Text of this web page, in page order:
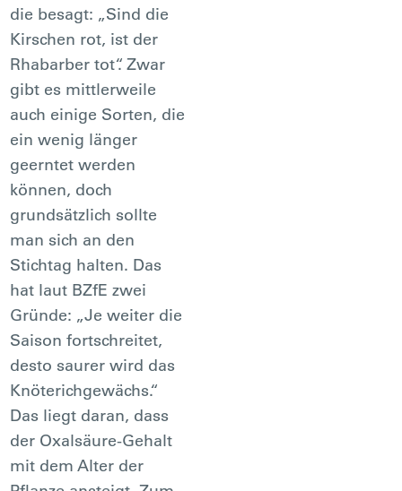
die besagt: „Sind die
Kirschen rot, ist der
Rhabarber tot“. Zwar
gibt es mittlerweile
auch einige Sorten, die
ein wenig länger
geerntet werden
können, doch
grundsätzlich sollte
man sich an den
Stichtag halten. Das
hat laut BZfE zwei
Gründe: „Je weiter die
Saison fortschreitet,
desto saurer wird das
Knöterichgewächs.“
Das liegt daran, dass
der Oxalsäure-Gehalt
mit dem Alter der